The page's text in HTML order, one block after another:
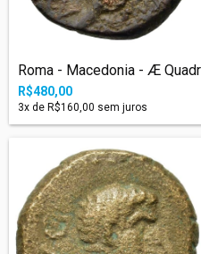
Roma - Macedonia - Æ
R$480,00
3x de R$160,00 sem juros